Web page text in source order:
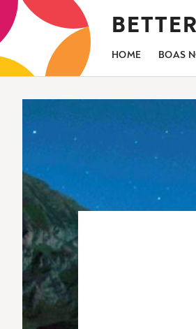
Saltar
para
o
conteúdo
HOME BOAS